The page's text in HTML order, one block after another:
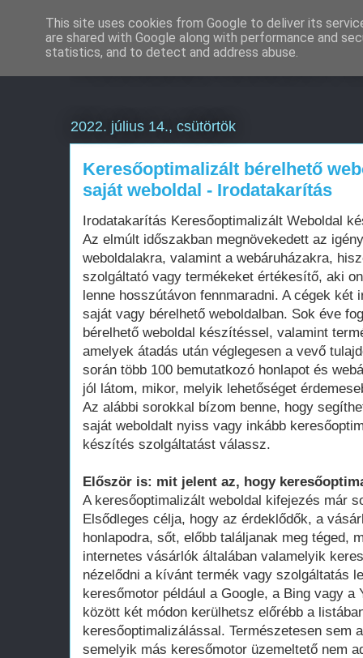
Weboldal készítés
2022. július 14., csütörtök
Keresőoptimalizált bérelhető
saját weboldal - Irodatakarítás
Irodatakarítás Keresőoptimalizált Weboldal
Az elmúlt időszakban megnövekedett az
weboldalakra, valamint a webáruházakra,
szolgáltató vagy termékeket értékesítő, aki
lenne hosszútávon fennmaradni. A cégek két
saját vagy bérelhető weboldalban. Sok éve
bérelhető weboldal készítéssel, valamint
amelyek átadás után véglegesen a vevő
során több 100 bemutatkozó honlapot és
jól látom, mikor, melyik lehetőséget
Az alábbi sorokkal bízom benne, hogy
saját weboldalt nyiss vagy inkább
készítés szolgáltatást válassz.
Először is: mit jelent az, hogy
A keresőoptimalizált weboldal kifejezés már
Elsődleges célja, hogy az érdeklődők, a
honlapodra, sőt, előbb találjanak meg téged,
internetes vásárlók általában valamelyik
nézelődni a kívánt termék vagy szolgáltatás
keresőmotor például a Google, a Bing vagy a
között két módon kerülhetsz előrébb a
keresőoptimalizálással. Természetesen sem
semelyik más keresőmotor üzemeltető nem
This site uses cookies from Google to deliver its
are shared with Google along with performance and
statistics, and to detect and address abuse.